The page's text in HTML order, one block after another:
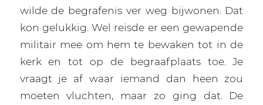
wilde de begrafenis ver weg bijwonen. Dat
kon gelukkig. Wel reisde er een gewapende
militair mee om hem te bewaken tot in de
kerk en tot op de begraafplaats toe. Je
vraagt je af waar iemand dan heen zou
moeten vluchten, maar zo ging dat. De